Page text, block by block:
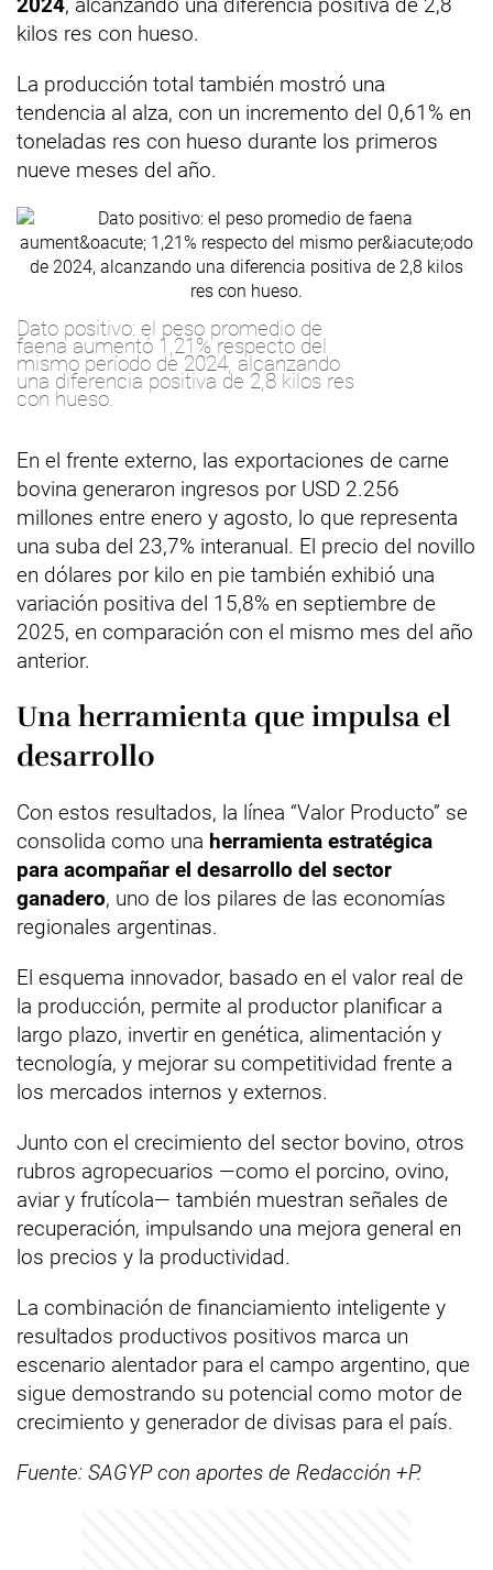
kilos res con hueso.
La producción total también mostró una
tendencia al alza, con un incremento del 0,61% en
toneladas res con hueso durante los primeros
nueve meses del año.
Dato positivo: el peso promedio de
faena aumentó 1,21% respecto del
mismo período de 2024, alcanzando
una diferencia positiva de 2,8 kilos res
con hueso.
En el frente externo, las exportaciones de carne
bovina generaron ingresos por USD 2.256
millones entre enero y agosto, lo que representa
una suba del 23,7% interanual. El precio del novillo
en dólares por kilo en pie también exhibió una
variación positiva del 15,8% en septiembre de
2025, en comparación con el mismo mes del año
anterior.
Una herramienta que impulsa el
desarrollo
Con estos resultados, la línea “Valor Producto” se
consolida como una herramienta estratégica
para acompañar el desarrollo del sector
ganadero, uno de los pilares de las economías
regionales argentinas.
El esquema innovador, basado en el valor real de
la producción, permite al productor planificar a
largo plazo, invertir en genética, alimentación y
tecnología, y mejorar su competitividad frente a
los mercados internos y externos.
Junto con el crecimiento del sector bovino, otros
rubros agropecuarios —como el porcino, ovino,
aviar y frutícola— también muestran señales de
recuperación, impulsando una mejora general en
los precios y la productividad.
La combinación de financiamiento inteligente y
resultados productivos positivos marca un
escenario alentador para el campo argentino, que
sigue demostrando su potencial como motor de
crecimiento y generador de divisas para el país.
Fuente: SAGYP con aportes de Redacción +P.